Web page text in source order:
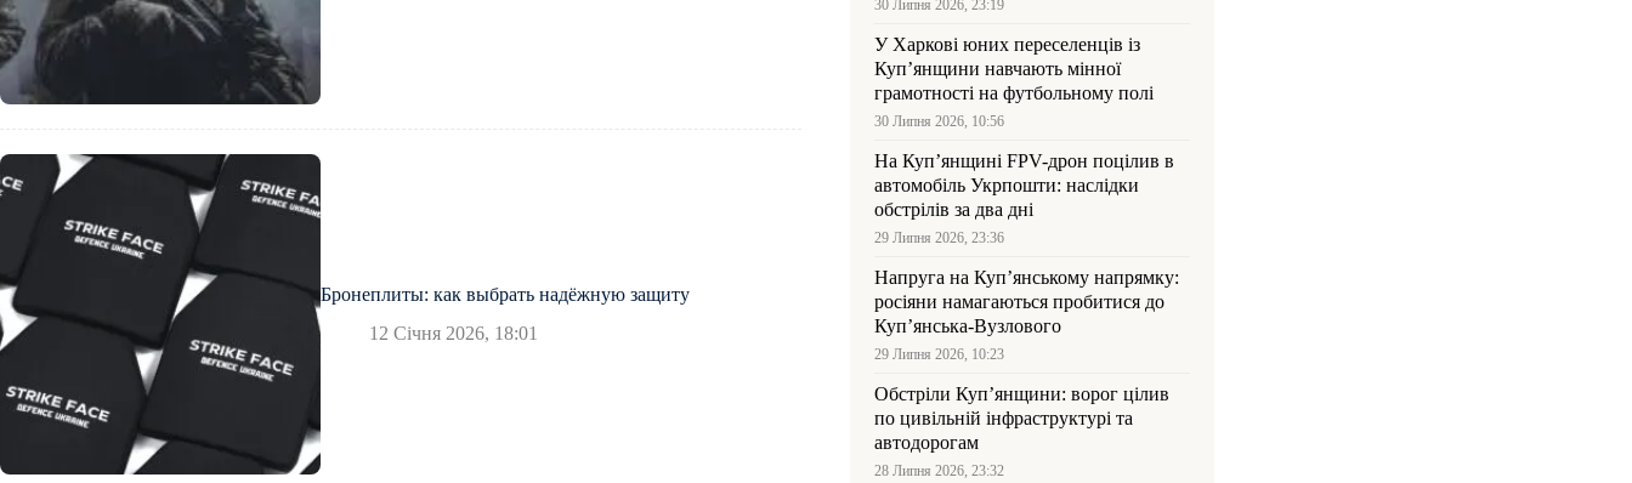
Бронеплиты: как выбрать надёжную защиту
12 Січня 2026, 18:01
30 Липня 2026, 23:19
У Харкові юних переселенців із
Куп’янщини навчають мінної
грамотності на футбольному полі
30 Липня 2026, 10:56
На Куп’янщині FPV-дрон поцілив в
автомобіль Укрпошти: наслідки
обстрілів за два дні
29 Липня 2026, 23:36
Напруга на Куп’янському напрямку:
росіяни намагаються пробитися до
Куп’янська-Вузлового
29 Липня 2026, 10:23
Обстріли Куп’янщини: ворог цілив
по цивільній інфраструктурі та
автодорогам
28 Липня 2026, 23:32